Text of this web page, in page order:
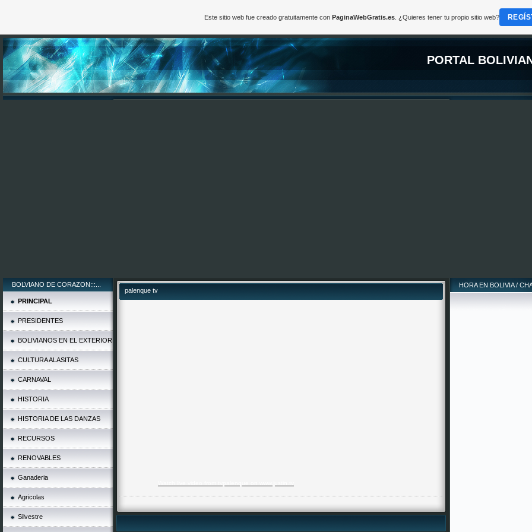
PORTAL
BOLVIANO DE CORAZON:::...
PRINCIPAL
PRESIDENTES
BOLIVIANOS EN EL EXTERIOR
CULTURA ALASITAS
CARNAVAL
HISTORIA
HISTORIA DE LAS DANZAS
RECURSOS
RENOVABLES
Ganaderia
Agricolas
Silvestre
palenque tv
HORA EN BOLIVIA /
Este sitio web fue creado gratuitamente con PaginaWebGratis.es. ¿Quieres tener tu propio sitio web?